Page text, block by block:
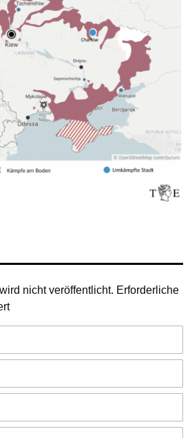
nicht veröffentlicht. Erforderliche